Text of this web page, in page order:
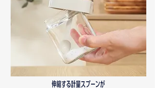
伸縮する計量スプーンが